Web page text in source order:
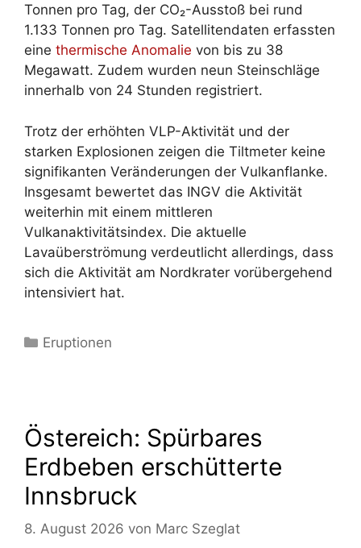
Tonnen pro Tag, der CO₂-Ausstoß bei rund
1.133 Tonnen pro Tag. Satellitendaten erfassten
eine thermische Anomalie von bis zu 38
Megawatt. Zudem wurden neun Steinschläge
innerhalb von 24 Stunden registriert.
Trotz der erhöhten VLP-Aktivität und der
starken Explosionen zeigen die Tiltmeter keine
signifikanten Veränderungen der Vulkanflanke.
Insgesamt bewertet das INGV die Aktivität
weiterhin mit einem mittleren
Vulkanaktivitätsindex. Die aktuelle
Lavaüberströmung verdeutlicht allerdings, dass
sich die Aktivität am Nordkrater vorübergehend
intensiviert hat.
Kategorien
Eruptionen
Östereich: Spürbares
Erdbeben erschütterte
Innsbruck
8. August 2026 von Marc Szeglat